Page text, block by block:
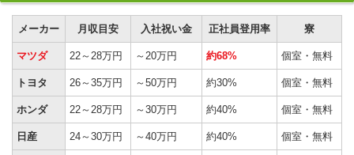
メーカー 月収目安 入社祝い金 正社員登用率 寮
マツダ 22～28万円 ～20万円 約68% 個室・無料
トヨタ 26～35万円 ～50万円 約30% 個室・無料
ホンダ 22～28万円 ～30万円 約40% 個室・無料
日産 24～30万円 ～40万円 約40% 個室・無料